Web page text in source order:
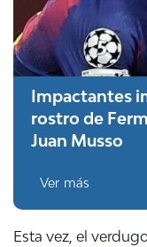
Impactantes
rostro de
Juan Musso
Ver más
Esta vez, el